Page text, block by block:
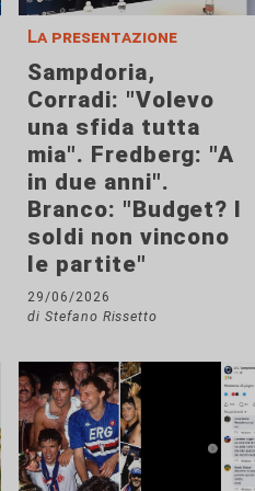
La presentazione
Sampdoria,
Corradi: "Volevo
una sfida tutta
mia". Fredberg: "A
in due anni".
Branco: "Budget? I
soldi non vincono
le partite"
29/06/2026
di Stefano Rissetto